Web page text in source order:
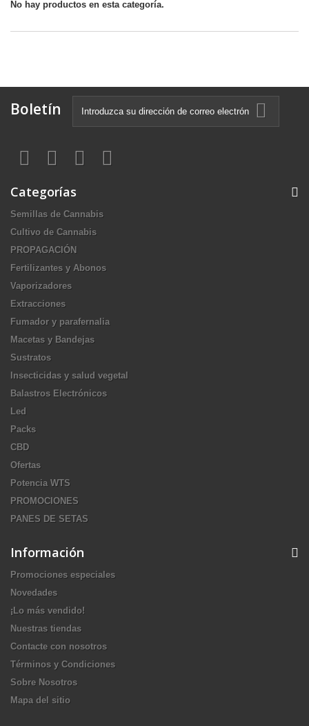
No hay productos en esta categoría.
Boletín
Categorías
Semillas de Cannabis
Cultivo de Cannabis
PROPAGACIÓN
Fertilizantes y Abonos
Vaporizadores
Extracciones
Fumador y parafernalia
Macetas y Bandejas
Sustratos
Insecticidas y salud vegetal
Balastros Electrónicos
Led
Packs
CBD
Ofertas
Potencia WTS
PROMOCIONES
PANES DE SETAS
Información
Promociones especiales
Novedades
¡Lo más vendido!
Nuestras tiendas
Contacte con nosotros
Términos y Condiciones
Sobre Nosotros
Mapa del sitio